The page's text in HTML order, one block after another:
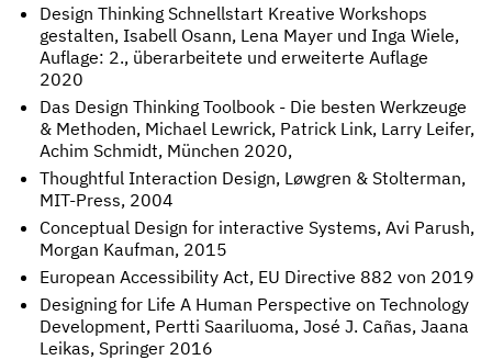
Design Thinking Schnellstart Kreative Workshops
gestalten, Isabell Osann, Lena Mayer und Inga Wiele,
Auflage: 2., überarbeitete und erweiterte Auflage
2020
Das Design Thinking Toolbook - Die besten Werkzeuge
& Methoden, Michael Lewrick, Patrick Link, Larry Leifer,
Achim Schmidt, München 2020,
Thoughtful Interaction Design, Løwgren & Stolterman,
MIT-Press, 2004
Conceptual Design for interactive Systems, Avi Parush,
Morgan Kaufman, 2015
European Accessibility Act, EU Directive 882 von 2019
Designing for Life A Human Perspective on Technology
Development, Pertti Saariluoma, José J. Cañas, Jaana
Leikas, Springer 2016